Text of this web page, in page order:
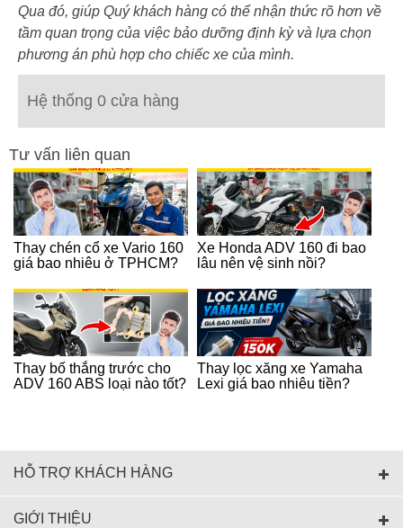
Qua đó, giúp Quý khách hàng có thể nhận thức rõ hơn về
tầm quan trọng của việc bảo dưỡng định kỳ và lựa chọn
phương án phù hợp cho chiếc xe của mình.
Hệ thống 0 cửa hàng
Tư vấn liên quan
Thay chén cổ xe Vario 160
giá bao nhiêu ở TPHCM?
Xe Honda ADV 160 đi bao
lâu nên vệ sinh nồi?
Thay bố thắng trước cho
ADV 160 ABS loại nào tốt?
Thay lọc xăng xe Yamaha
Lexi giá bao nhiêu tiền?
HỖ TRỢ KHÁCH HÀNG
GIỚI THIỆU